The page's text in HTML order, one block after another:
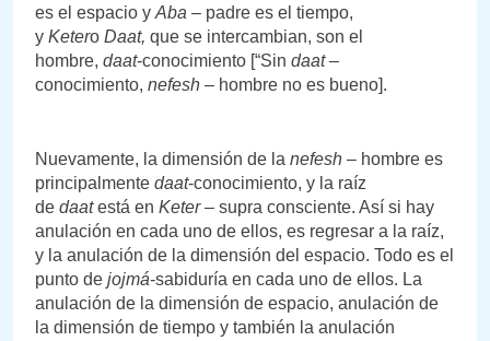
es el espacio y Aba – padre es el tiempo,
y Ketero Daat, que se intercambian, son el
hombre, daat-conocimiento [“Sin daat–
conocimiento, nefesh – hombre no es bueno].
Nuevamente, la dimensión de la nefesh – hombre es
principalmente daat-conocimiento, y la raíz
de daatestá en Keter– supra consciente. Así si hay
anulación en cada uno de ellos, es regresar a la raíz,
y la anulación de la dimensión del espacio. Todo es el
punto de jojmá-sabiduría en cada uno de ellos. La
anulación de la dimensión de espacio, anulación de
la dimensión de tiempo y también la anulación